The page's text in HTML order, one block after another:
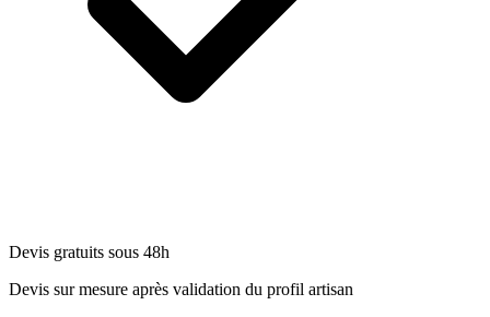
Devis gratuits sous 48h
Devis sur mesure après validation du profil artisan